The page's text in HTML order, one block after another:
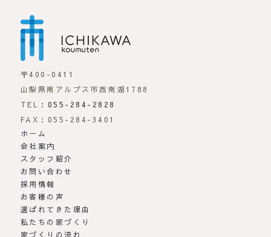
〒400-0411
山梨県南アルプス市西南湖1788
TEL： 055-284-2828
FAX：055-284-3401
ホーム
会社案内
スタッフ紹介
お問い合わせ
採用情報
お客様の声
選ばれてきた理由
私たちの家づくり
家づくりの流れ